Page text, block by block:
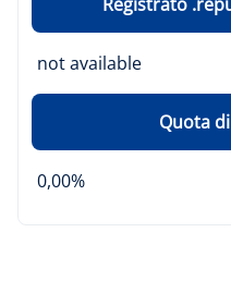
not available
Quota
0,00%